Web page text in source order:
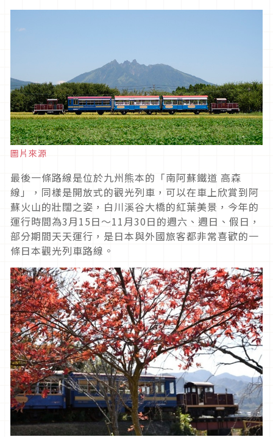
圖片來源
最後一條路線是位於九州熊本的「南阿蘇鐵道 高森
線」，同樣是開放式的觀光列車，可以在車上欣賞到阿
蘇火山的壯闊之姿，白川溪谷大橋的紅葉美景，今年的
運行時間為3月15日～11月30日的週六、週日、假日，
部分期間天天運行，是日本與外國旅客都非常喜歡的一
條日本觀光列車路線。